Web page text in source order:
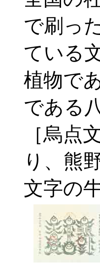
で刷っ
ている
植物で
である
［烏点
り、熊
文字の